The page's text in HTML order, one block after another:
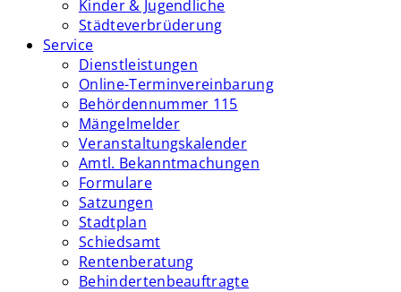
Kinder & Jugendliche
Städteverbrüderung
Service
Dienstleistungen
Online-Terminvereinbarung
Behördennummer 115
Mängelmelder
Veranstaltungskalender
Amtl. Bekanntmachungen
Formulare
Satzungen
Stadtplan
Schiedsamt
Rentenberatung
Behindertenbeauftragte